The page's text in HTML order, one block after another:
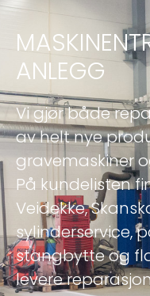
ANLEGG
Vi gjør både
av helt nye
gravemaskiner
På kundelisten
Veidekke,
sylinderservice,
stangbytte og
levere